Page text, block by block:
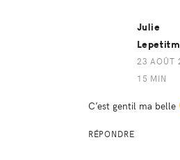
Julie
23 AOÛT
15 MIN
C’est gentil ma belle
RÉPONDRE